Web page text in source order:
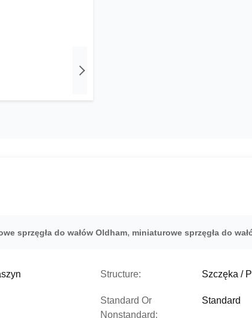
sprzęgła do wałów Oldham, miniaturowe sprzęgła do
Structure: Szczęka /
Standard Or
Nonstandard:
Standard